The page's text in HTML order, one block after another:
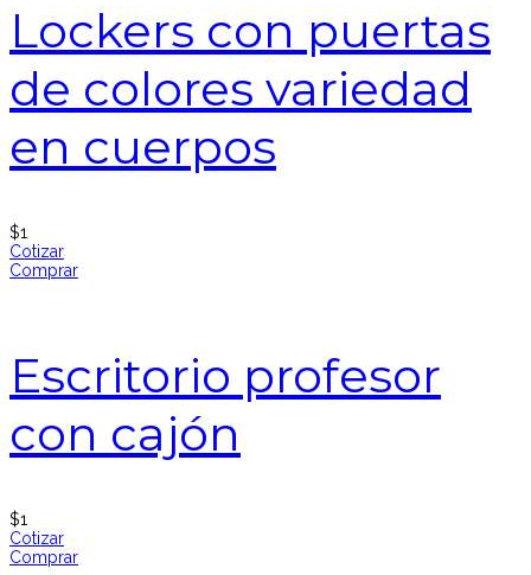
Lockers con puertas
de colores variedad
en cuerpos
$1
Cotizar
Comprar
Escritorio profesor
con cajón
$1
Cotizar
Comprar